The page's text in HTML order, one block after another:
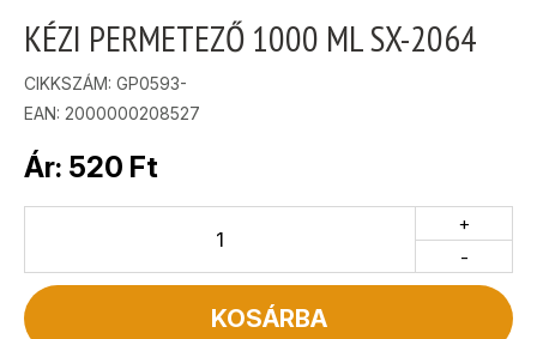
KÉZI PERMETEZŐ 1000 ML SX-2064
CIKKSZÁM: GP0593-
EAN: 2000000208527
Ár: 520 Ft
-
+
KOSÁRBA